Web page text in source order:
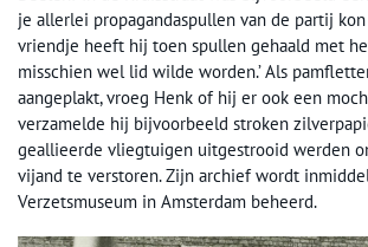
je allerlei propagandaspullen van de partij
vriendje heeft hij toen spullen gehaald met
misschien wel lid wilde worden.’ Als
aangeplakt, vroeg Henk of hij er ook een
verzamelde hij bijvoorbeeld stroken
geallieerde vliegtuigen uitgestrooid werden
vijand te verstoren. Zijn archief wordt
Verzetsmuseum in Amsterdam beheerd.